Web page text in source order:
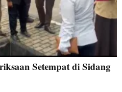
Setempat di Sidang